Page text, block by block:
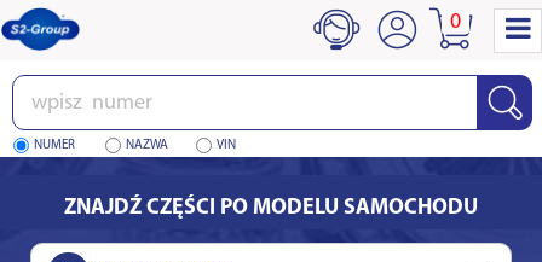
Wpisz
numer
NUMER NAZWA VIN
0
ZNAJDŹ CZĘŚCI PO MODELU SAMOCHODU